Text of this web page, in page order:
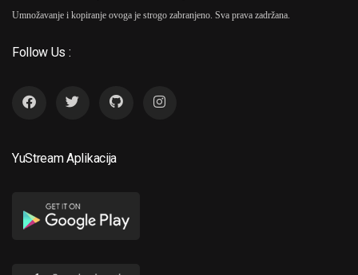
Umnožavanje i kopiranje ovoga je strogo zabranjeno. Sva prava zadržana.
Follow Us :
YuStream Aplikacija